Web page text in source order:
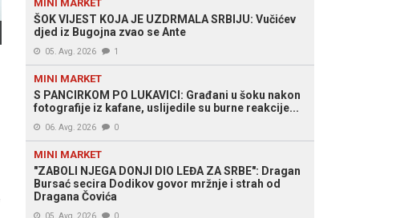
Foto: Slobodna Bosna / Arhiva
MINI MARKET
ŠOK VIJEST KOJA JE UZDRMALA SRBIJU: Vučićev
djed iz Bugojna zvao se Ante
05. Avg. 2026 1
MINI MARKET
S PANCIRKOM PO LUKAVICI: Građani u šoku nakon
fotografije iz kafane, uslijedile su burne reakcije...
06. Avg. 2026 0
MINI MARKET
"ZABOLI NJEGA DONJI DIO LEĐA ZA SRBE": Dragan
Bursać secira Dodikov govor mržnje i strah od
Dragana Čovića
05. Avg. 2026 0